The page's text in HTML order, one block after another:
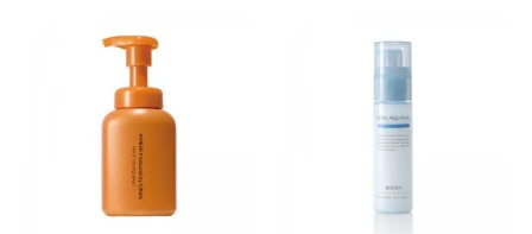
の上で軽くらせんを描くように、メ
イクとよくなじませます。※落ちに
くいメイクを落とす際は、乾いた手
にとり、メイクとしっかりなじませ
てください。3.メイクとなじんだ
ら、水またはぬるま湯でよく洗い流
します。4.その後、洗顔料で洗顔し
加水分解シルク、スフィンゴ糖脂
質、トコフェロール、グリセリン、
ヒアルロン酸ヒドロキシプロピルト
リモニウム、フェノキシエタノー
ル）*2 髪の乾燥、乾燥によるパサ
目立ちの原因に。普段の洗顔(*3)で
は落としにくい汚れは、酵素洗顔料
で落としましょう。3種の酵素がた
んぱく質や皮脂を溶かして分解。炭
が無数の毛穴に入り込み、溶けた汚
れをパワフルに吸着してすっきり落
とします。さらに浸透型ビタミンC
誘導体(*4)が汚れを取り去った毛穴
振って混ぜると、美容成分がくずれ
防止成分を包み込み、メイクの上に
汗・水・皮脂をはじきながら、美容
成分がうるおいをキープ。Wの機能
さらに保湿成分配合でうるおい感が
続き、エアコンなどによる乾燥も防